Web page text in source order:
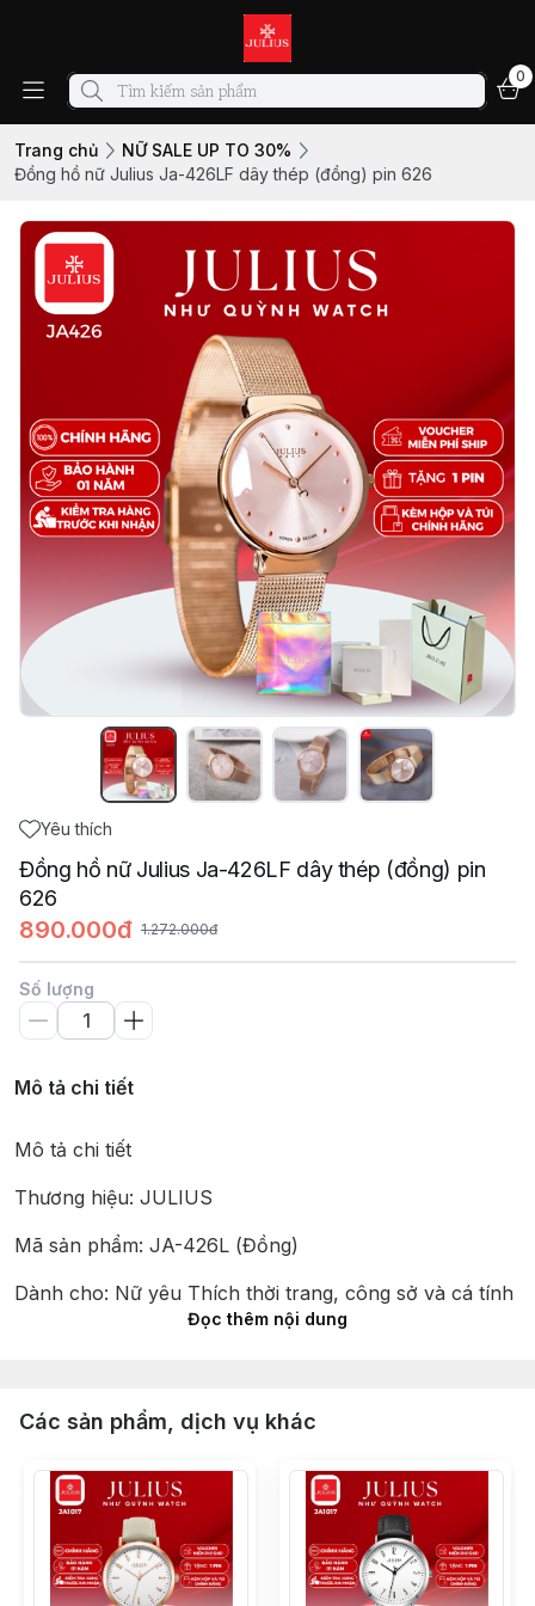
0
Trang chủ
NỮ SALE UP TO 30%
Đồng hồ nữ Julius Ja-426LF dây thép (đồng) pin 626
Yêu thích
Đồng hồ nữ Julius Ja-426LF dây thép (đồng) pin
626
890.000đ 1.272.000đ
Số lượng
Mô tả chi tiết
Mô tả chi tiết
Thương hiệu: JULIUS
Mã sản phẩm: JA-426L (Đồng)
Dành cho: Nữ yêu Thích thời trang, công sở và cá tính
suốt rõ nét, độ cứng cao (chống va đập tốt ở mức sinh
Kích thước bề mặt: 3cm (30mm) (Mặt tròn)
Độ dày: 0,7cm siêu mỏng
Tổng độ dài đồng hồ: 22cm
Đọc thêm nội dung
Các sản phẩm, dịch vụ khác